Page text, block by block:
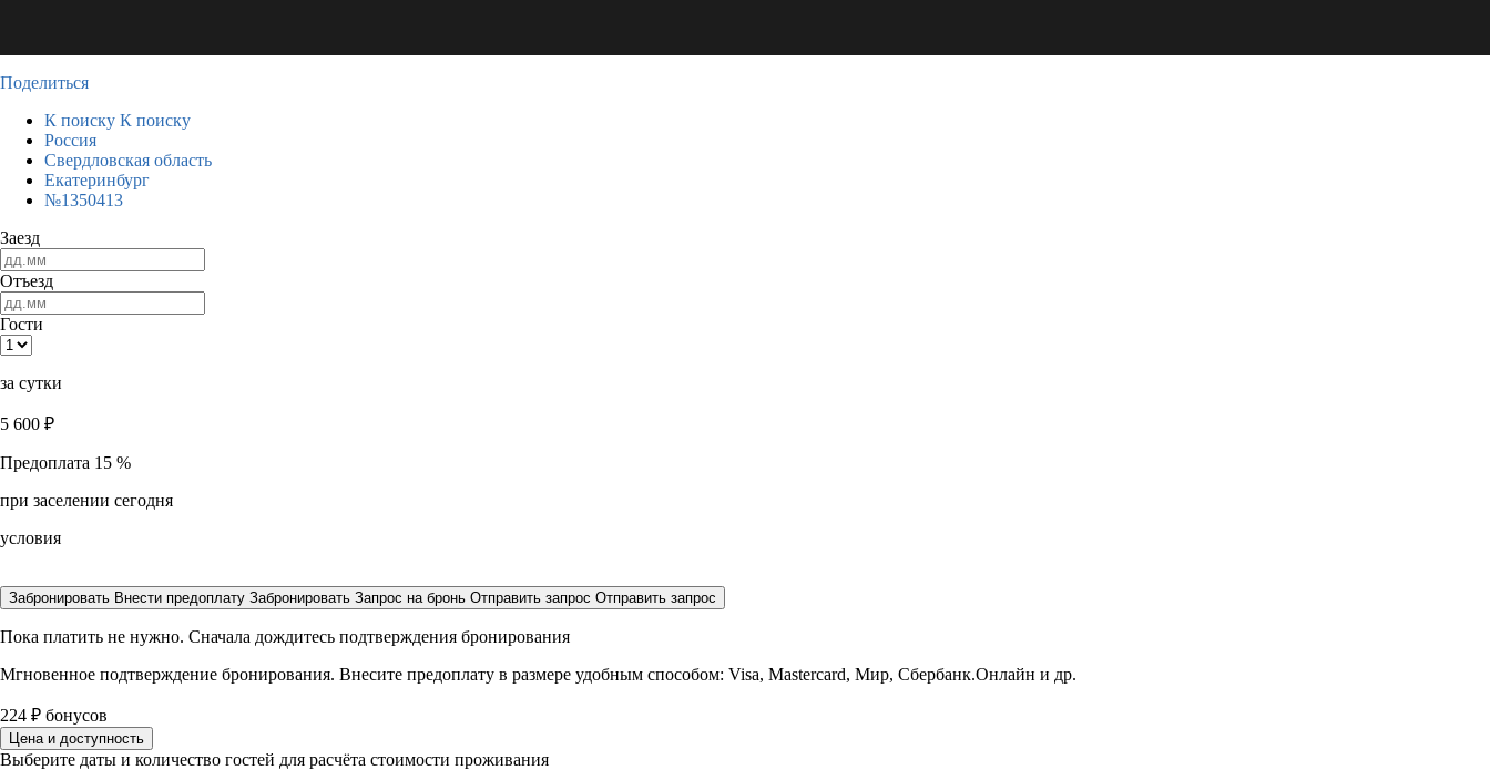
Поделиться
К поиску К поиску
Россия
Свердловская область
Екатеринбург
№1350413
Заезд
Отъезд
Гости
за сутки
5 600 ₽
Предоплата 15 %
при заселении сегодня
условия
Забронировать Внести предоплату Забронировать Запрос на бронь Отправить запрос Отправить запрос
Пока платить не нужно. Сначала дождитесь подтверждения бронирования
Мгновенное подтверждение бронирования. Внесите предоплату в размере удобным способом: Visa, Mastercard, Мир, Сбербанк.Онлайн и др.
224 ₽ бонусов
Цена и доступность
Выберите даты и количество гостей для расчёта стоимости проживания